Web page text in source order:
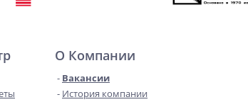
О Компании
Вакансии
История компании